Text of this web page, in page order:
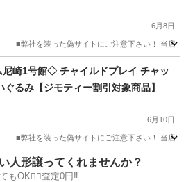
】
6月8日
■弊社を装った偽サイトにご注意下さい！ 当店の
その他 life
崎1号館◇ チャイルドプレイ チャッ
ぐるみ【ジモティー割引対象商品】
6月10日
■弊社を装った偽サイトにご注意下さい！ 当店の
おもちゃ
人形譲ってくれませんか？
もOK🙆‍♀️査定0円‼️